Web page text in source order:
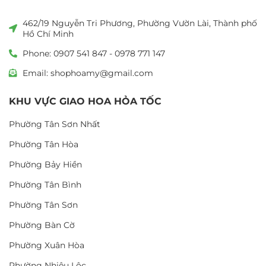
462/19 Nguyễn Tri Phương, Phường Vườn Lài, Thành phố
Hồ Chí Minh
Phone: 0907 541 847 - 0978 771 147
Email: shophoamy@gmail.com
KHU VỰC GIAO HOA HỎA TỐC
Phường Tân Sơn Nhất
Phường Tân Hòa
Phường Bảy Hiền
Phường Tân Bình
Phường Tân Sơn
Phường Bàn Cờ
Phường Xuân Hòa